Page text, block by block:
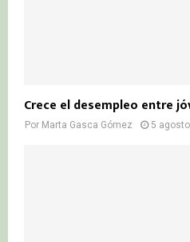
Crece el desempleo entre
Por Marta Gasca Gómez 5